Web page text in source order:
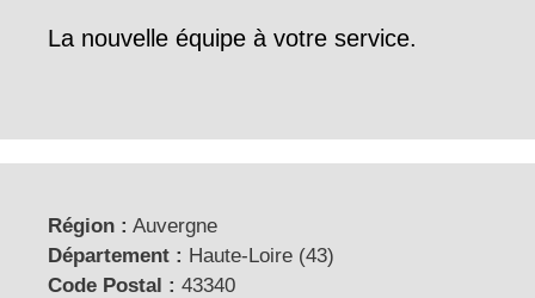
La nouvelle équipe à votre service.
Région : Auvergne
Département : Haute-Loire (43)
Code Postal : 43340